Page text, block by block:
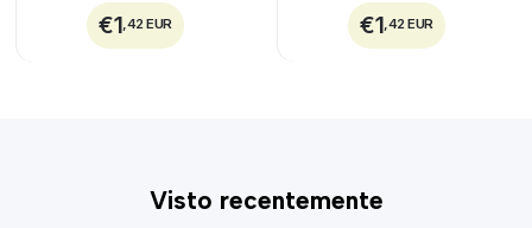
€1,42 EUR €1,42 EUR
Visto recentemente